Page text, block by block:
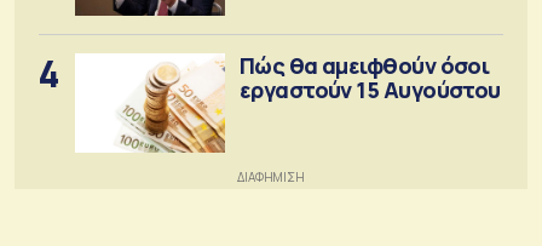
4
Πώς θα αμειφθούν όσοι
εργαστούν 15 Αυγούστου